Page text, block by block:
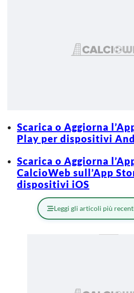
Scarica o Aggiorna
Play per dispositivi
Scarica o Aggiorna
CalcioWeb sull’App
dispositivi iOS
Leggi gli articoli più